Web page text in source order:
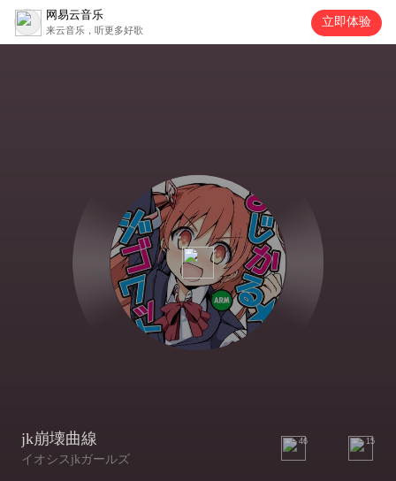
网易云音乐
来云音乐，听更多好歌
立即体验
jk崩壊曲線
イオシスjkガールズ
46 15